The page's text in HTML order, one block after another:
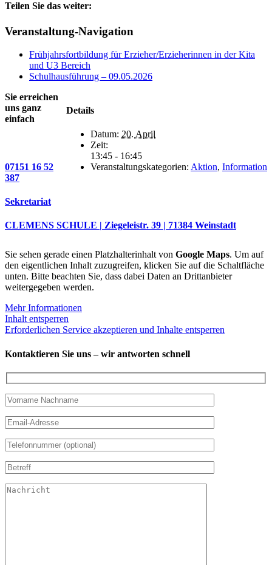
Teilen Sie das weiter:
Facebook
X
E-
Veranstaltung-Navigation
Frühjahrsfortbildung für Erzieher/Erzieherinnen in der Kita
und U3 Bereich
Schulhausführung – 09.05.2026
Details
Datum: 20. April
Zeit:
13:45 - 16:45
Veranstaltungskategorien: Aktion, Information
Sie erreichen
uns ganz
einfach
07151 16 52
387
Sekretariat
CLEMENS SCHULE | Ziegeleistr. 39 | 71384 Weinstadt
Sie sehen gerade einen Platzhalterinhalt von Google Maps. Um auf
den eigentlichen Inhalt zuzugreifen, klicken Sie auf die Schaltfläche
unten. Bitte beachten Sie, dass dabei Daten an Drittanbieter
weitergegeben werden.
Mehr Informationen
Inhalt entsperren
Erforderlichen Service akzeptieren und Inhalte entsperren
Kontaktieren Sie uns – wir antworten schnell